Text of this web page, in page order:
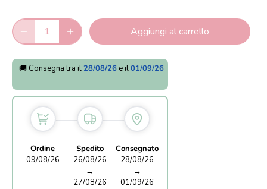
Aggiungi al carrello
🚚 Consegna tra il 28/08/26 e il01/09/26
Ordine
09/08/26
Spedito
26/08/26
→
27/08/26
Consegnato
28/08/26
→
01/09/26